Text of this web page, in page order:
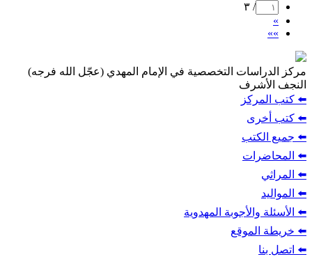
/ ٣
»
»»
مركز الدراسات التخصصية في الإمام المهدي (عجّل الله فرجه)
النجف الأشرف
⬅️ كتب المركز
⬅️ كتب أخرى
⬅️ جميع الكتب
⬅️ المحاضرات
⬅️ المراثي
⬅️ المواليد
⬅️ الأسئلة والأجوبة المهدوية
⬅️ خريطة الموقع
⬅️ اتصل بنا